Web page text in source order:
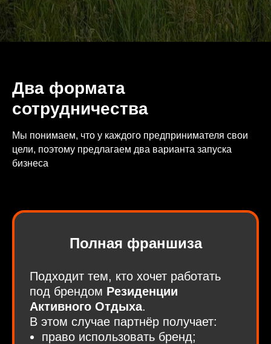
Два формата
сотрудничества
Мы понимаем, что у каждого предпринимателя свои
цели, поэтому предлагаем два варианта запуска
бизнеса
Полная франшиза
Подходит тем, кто хочет работать
под брендом Резиденции
Активного Отдыха.
В этом случае партнёр получает:
право использовать бренд;